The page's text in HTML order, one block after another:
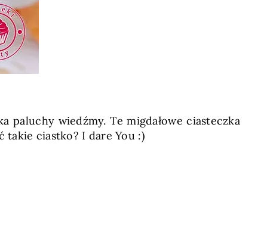
paluchy wiedźmy. Te migdałowe ciasteczka
takie ciastko? I dare You :)